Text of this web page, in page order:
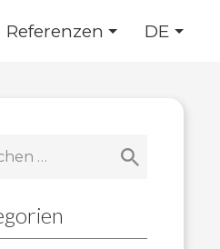
Referenzen DE